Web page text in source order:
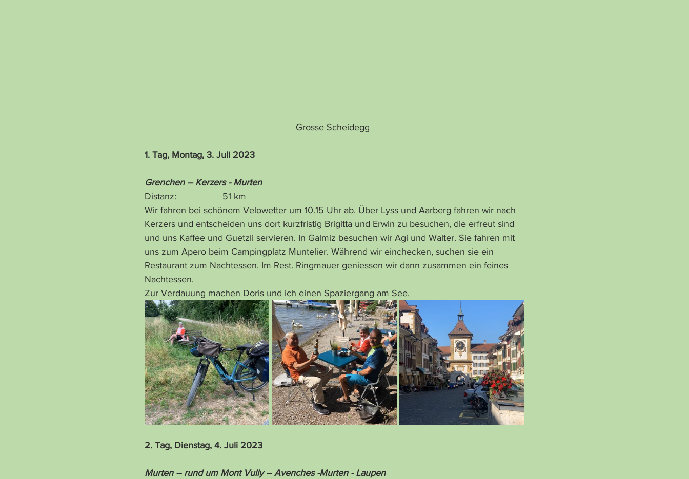
							   Grosse Scheidegg
1. Tag, Montag, 3. Juli 2023
Grenchen – Kerzers - Murten
Distanz:                  51 km
Wir fahren bei schönem Velowetter um 10.15 Uhr ab. Über Lyss und Aarberg fahren wir nach
Kerzers und entscheiden uns dort kurzfristig Brigitta und Erwin zu besuchen, die erfreut sind
und uns Kaffee und Guetzli servieren. In Galmiz besuchen wir Agi und Walter. Sie fahren mit
uns zum Apero beim Campingplatz Muntelier. Während wir einchecken, suchen sie ein
Restaurant zum Nachtessen. Im Rest. Ringmauer geniessen wir dann zusammen ein feines
Nachtessen.
Zur Verdauung machen Doris und ich einen Spaziergang am See.
2. Tag, Dienstag, 4. Juli 2023
Murten – rund um Mont Vully – Avenches -Murten - Laupen